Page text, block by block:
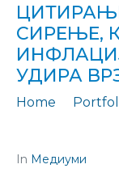
СИРЕЊЕ,
УДИРА
Home
In Медиуми